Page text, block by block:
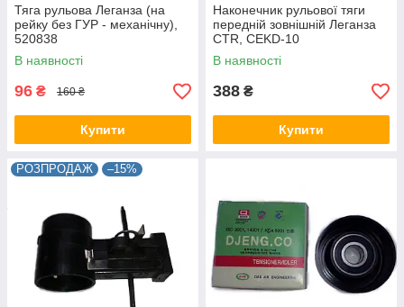
Тяга рульова Леганза (на
рейку без ГУР - механічну),
520838
В наявності
96 ₴ 160 ₴
Купити
Наконечник рульової тяги
передній зовнішній Леганза
CTR, CEKD-10
В наявності
388 ₴
Купити
РОЗПРОДАЖ –15%